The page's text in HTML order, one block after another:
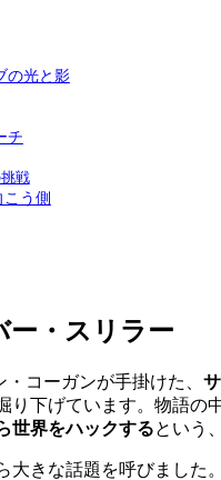
の光と影
チ
戦
こう側
ー・スリラー
コーガンが手掛けた、
下げています。物語
世界をハックするという
きな話題を呼びました